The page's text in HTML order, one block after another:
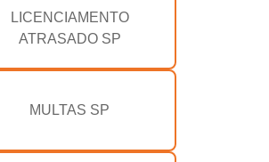
LICENCIAMENTO
ATRASADO SP
MULTAS SP